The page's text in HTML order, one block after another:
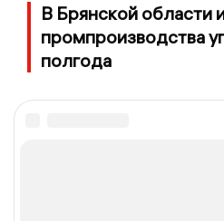
В Брянской области
промпроизводства
полгода